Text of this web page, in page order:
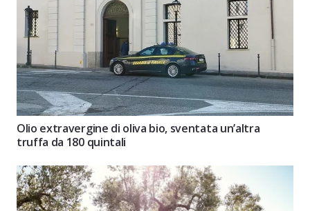
Olio extravergine di oliva bio, sventata un’altra
truffa da 180 quintali